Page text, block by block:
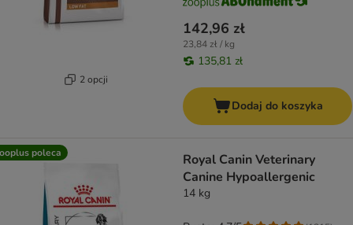
2 opcji
142,96 zł
23,84 zł / kg
135,81 zł
Dodaj do koszyka
poleca
Royal Canin Veterinary
Canine Hypoallergenic
14 kg